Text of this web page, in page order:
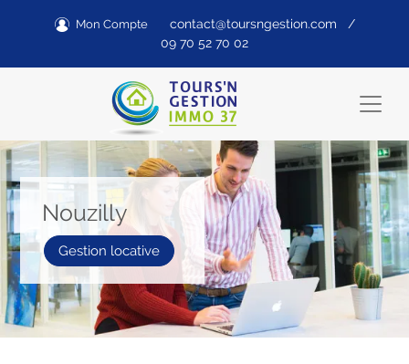
Mon Compte contact@toursngestion.com /
09 70 52 70 02
Nouzilly
Gestion locative